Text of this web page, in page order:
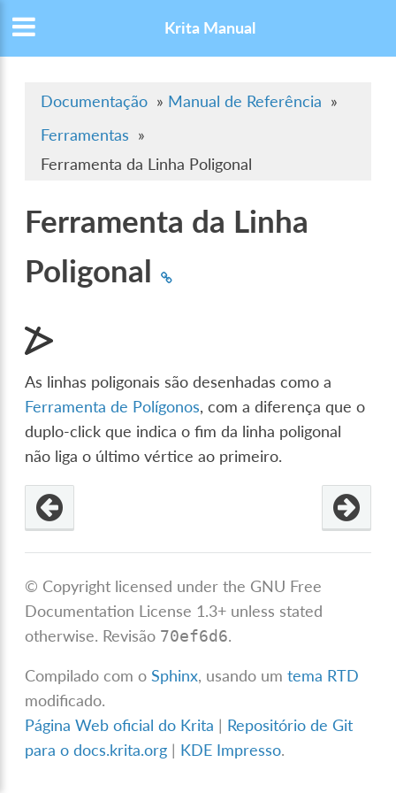
Krita Manual
Documentação » Manual de Referência »
Ferramentas »
Ferramenta da Linha Poligonal
Ferramenta da Linha
Poligonal
As linhas poligonais são desenhadas como a
Ferramenta de Polígonos, com a diferença que o
duplo-click que indica o fim da linha poligonal
não liga o último vértice ao primeiro.
© Copyright licensed under the GNU Free
Documentation License 1.3+ unless stated
otherwise. Revisão 70ef6d6.
Compilado com oSphinx, usando umtema RTD
modificado.
Página Web oficial do Krita | Repositório de Git
para o docs.krita.org | KDE Impresso.